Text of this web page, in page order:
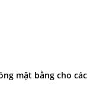
mặt bằng cho các